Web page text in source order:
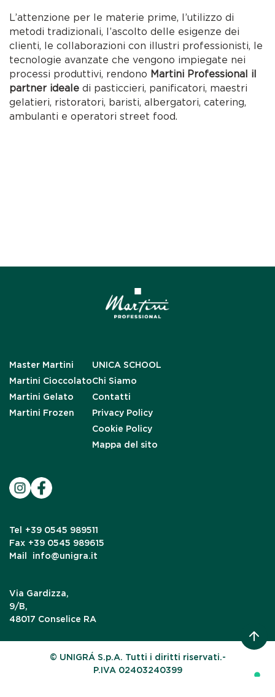
L’attenzione per le materie prime, l’utilizzo di
metodi tradizionali, l’ascolto delle esigenze dei
clienti, le collaborazioni con illustri professionisti, le
tecnologie avanzate che vengono impiegate nei
processi produttivi, rendono Martini Professional il
partner ideale di pasticcieri, panificatori, maestri
gelatieri, ristoratori, baristi, albergatori, catering,
ambulanti e operatori street food.
Master Martini
Martini Cioccolato
Martini Gelato
Martini Frozen
UNICA SCHOOL
Chi Siamo
Contatti
Privacy Policy
Cookie Policy
Mappa del sito
Tel
+39 0545 989511
Fax +39 0545 989615
Mail
info@unigra.it
Via Gardizza,
9/B,
48017 Conselice RA
© UNIGRÁ S.p.A. Tutti i diritti riservati.-
P.IVA 02403240399